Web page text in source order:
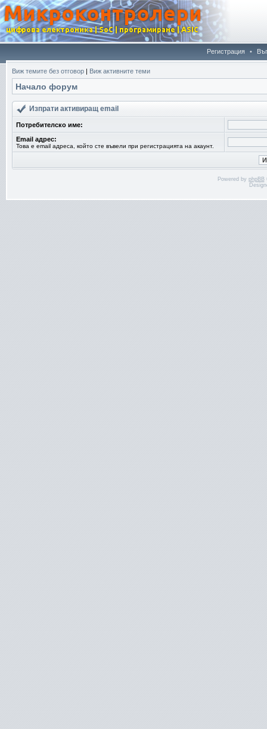
Регистрация •
Виж темите без отговор | Виж активните теми
Начало форум
Изпрати активиращ email
Потребителско име:
Email адрес:
Това е email адреса, който сте въвели при регистрацията на акаунт.
Powered by phpBB